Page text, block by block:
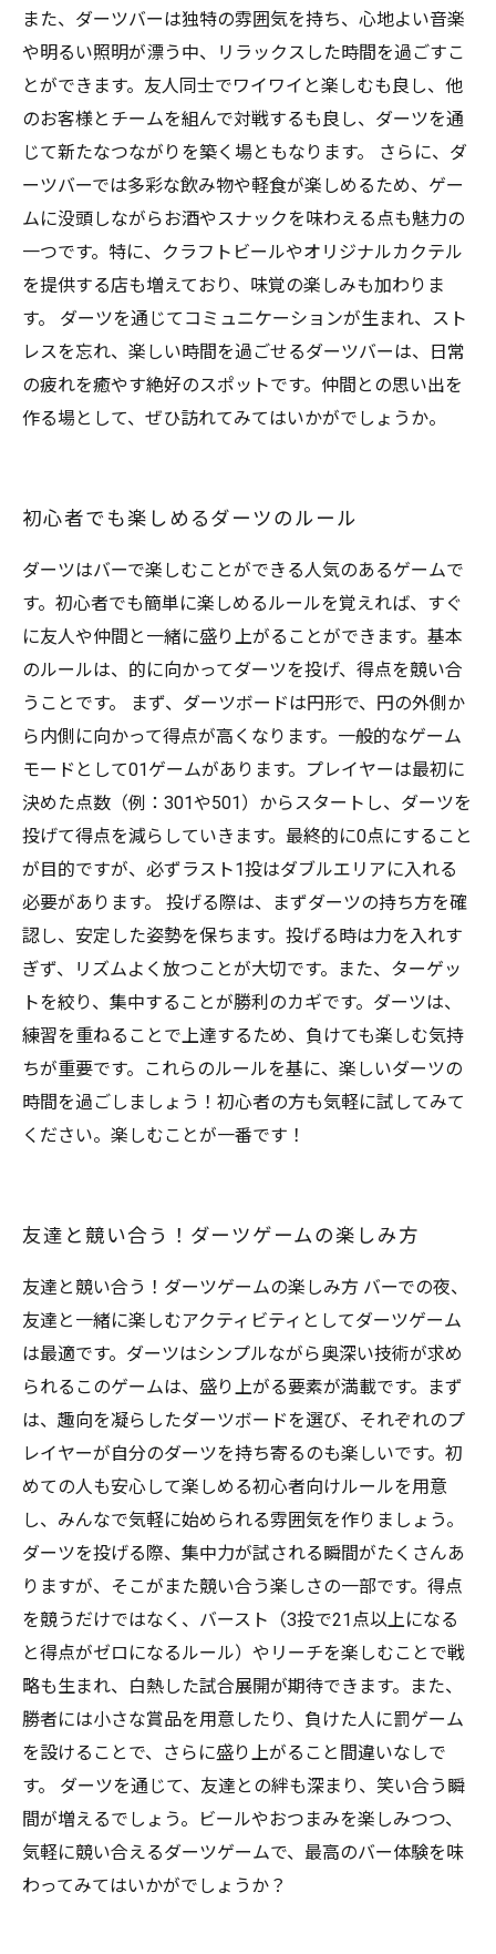
また、ダーツバーは独特の雰囲気を持ち、心地よい音楽
や明るい照明が漂う中、リラックスした時間を過ごすこ
とができます。友人同士でワイワイと楽しむも良し、他
のお客様とチームを組んで対戦するも良し、ダーツを通
じて新たなつながりを築く場ともなります。 さらに、ダ
ーツバーでは多彩な飲み物や軽食が楽しめるため、ゲー
ムに没頭しながらお酒やスナックを味わえる点も魅力の
一つです。特に、クラフトビールやオリジナルカクテル
を提供する店も増えており、味覚の楽しみも加わりま
す。 ダーツを通じてコミュニケーションが生まれ、スト
レスを忘れ、楽しい時間を過ごせるダーツバーは、日常
の疲れを癒やす絶好のスポットです。仲間との思い出を
作る場として、ぜひ訪れてみてはいかがでしょうか。
初心者でも楽しめるダーツのルール
ダーツはバーで楽しむことができる人気のあるゲームで
す。初心者でも簡単に楽しめるルールを覚えれば、すぐ
に友人や仲間と一緒に盛り上がることができます。基本
のルールは、的に向かってダーツを投げ、得点を競い合
うことです。 まず、ダーツボードは円形で、円の外側か
ら内側に向かって得点が高くなります。一般的なゲーム
モードとして01ゲームがあります。プレイヤーは最初に
決めた点数（例：301や501）からスタートし、ダーツを
投げて得点を減らしていきます。最終的に0点にすること
が目的ですが、必ずラスト1投はダブルエリアに入れる
必要があります。 投げる際は、まずダーツの持ち方を確
認し、安定した姿勢を保ちます。投げる時は力を入れす
ぎず、リズムよく放つことが大切です。また、ターゲッ
トを絞り、集中することが勝利のカギです。ダーツは、
練習を重ねることで上達するため、負けても楽しむ気持
ちが重要です。これらのルールを基に、楽しいダーツの
時間を過ごしましょう！初心者の方も気軽に試してみて
ください。楽しむことが一番です！
友達と競い合う！ダーツゲームの楽しみ方
友達と競い合う！ダーツゲームの楽しみ方 バーでの夜、
友達と一緒に楽しむアクティビティとしてダーツゲーム
は最適です。ダーツはシンプルながら奥深い技術が求め
られるこのゲームは、盛り上がる要素が満載です。まず
は、趣向を凝らしたダーツボードを選び、それぞれのプ
レイヤーが自分のダーツを持ち寄るのも楽しいです。初
めての人も安心して楽しめる初心者向けルールを用意
し、みんなで気軽に始められる雰囲気を作りましょう。
ダーツを投げる際、集中力が試される瞬間がたくさんあ
りますが、そこがまた競い合う楽しさの一部です。得点
を競うだけではなく、バースト（3投で21点以上になる
と得点がゼロになるルール）やリーチを楽しむことで戦
略も生まれ、白熱した試合展開が期待できます。また、
勝者には小さな賞品を用意したり、負けた人に罰ゲーム
を設けることで、さらに盛り上がること間違いなしで
す。 ダーツを通じて、友達との絆も深まり、笑い合う瞬
間が増えるでしょう。ビールやおつまみを楽しみつつ、
気軽に競い合えるダーツゲームで、最高のバー体験を味
わってみてはいかがでしょうか？